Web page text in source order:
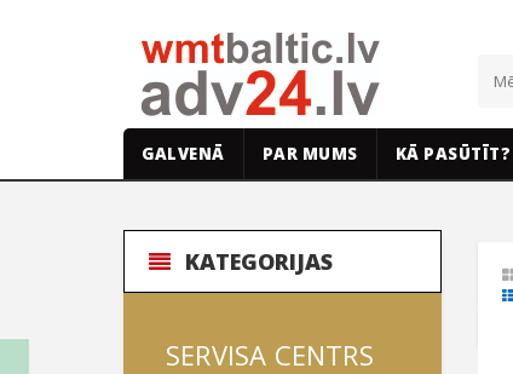
GALVENĀ PAR MUMS KĀ PASŪTĪT?
KATEGORIJAS
SERVISA CENTRS